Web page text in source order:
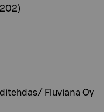
Fluviana Oy